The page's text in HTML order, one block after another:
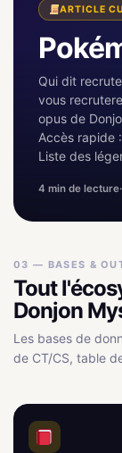
ARTICLE
Qui dit
vous
opus de
Accès rapide
Liste des
4 min de lecture·
03 — BASES &
Tout
Donjon
Les bases de
de CT/CS, table